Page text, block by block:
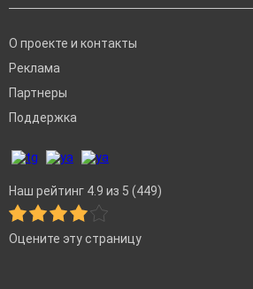
О проекте и контакты
Реклама
Партнеры
Поддержка
Наш рейтинг 4.9 из 5 (449)
Оцените эту страницу